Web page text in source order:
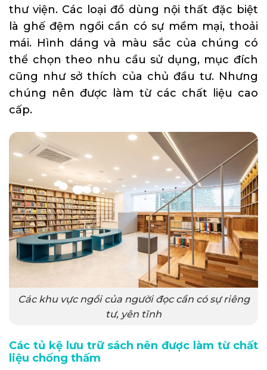
thư viện. Các loại đồ dùng nội thất đặc biệt
là ghế đệm ngồi cần có sự mềm mại, thoải
mái. Hình dáng và màu sắc của chúng có
thể chọn theo nhu cầu sử dụng, mục đích
cũng như sở thích của chủ đầu tư. Nhưng
chúng nên được làm từ các chất liệu cao
cấp.
Các khu vực ngồi của người đọc cần có sự riêng
tư, yên tĩnh
Các tủ kệ lưu trữ sách nên được làm từ chất
liệu chống thấm